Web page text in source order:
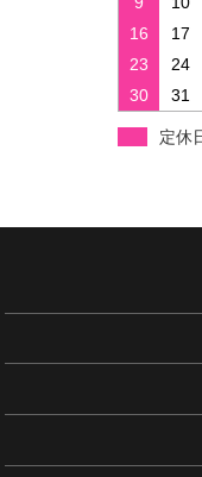
16
17
23
24
30
31
定休